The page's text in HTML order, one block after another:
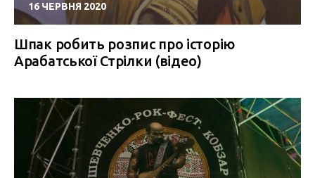
16 ЧЕРВНЯ 2020
Шпак робить розпис про історію
Арабатської Стрілки (відео)